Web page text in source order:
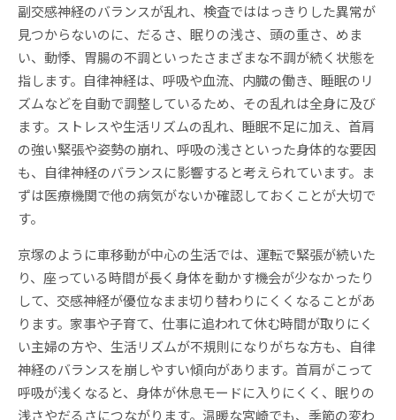
副交感神経のバランスが乱れ、検査でははっきりした異常が
見つからないのに、だるさ、眠りの浅さ、頭の重さ、めま
い、動悸、胃腸の不調といったさまざまな不調が続く状態を
指します。自律神経は、呼吸や血流、内臓の働き、睡眠のリ
ズムなどを自動で調整しているため、その乱れは全身に及び
ます。ストレスや生活リズムの乱れ、睡眠不足に加え、首肩
の強い緊張や姿勢の崩れ、呼吸の浅さといった身体的な要因
も、自律神経のバランスに影響すると考えられています。ま
ずは医療機関で他の病気がないか確認しておくことが大切で
す。
京塚のように車移動が中心の生活では、運転で緊張が続いた
り、座っている時間が長く身体を動かす機会が少なかったり
して、交感神経が優位なまま切り替わりにくくなることがあ
ります。家事や子育て、仕事に追われて休む時間が取りにく
い主婦の方や、生活リズムが不規則になりがちな方も、自律
神経のバランスを崩しやすい傾向があります。首肩がこって
呼吸が浅くなると、身体が休息モードに入りにくく、眠りの
浅さやだるさにつながります。温暖な宮崎でも、季節の変わ